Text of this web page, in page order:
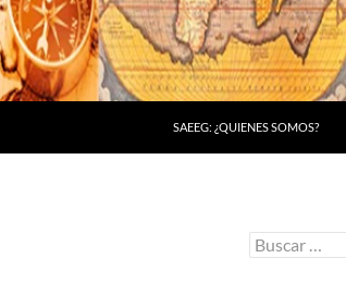
SAEEG: ¿QUIENES SOMOS?
Buscar: